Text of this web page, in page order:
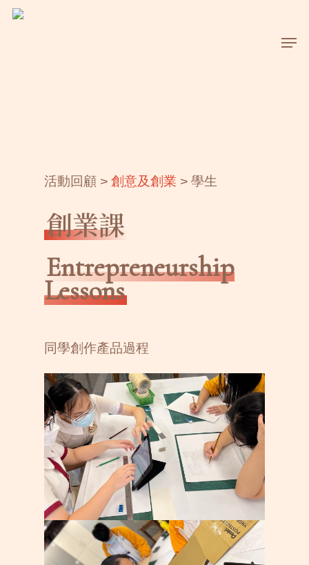
Skip
活動回顧 > 創意及創業 > 學生
創業課
Entrepreneurship
Lessons
同學創作產品過程